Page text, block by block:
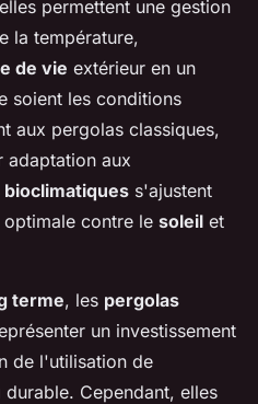
permettent une gestion
la température,
de vie extérieur en un
soient les conditions
aux pergolas classiques,
adaptation aux
bioclimatiques s'ajustent
contre le soleil et
terme, les pergolas
un investissement
de l'utilisation de
durable. Cependant, elles